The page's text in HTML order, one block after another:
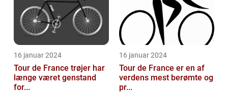
16 januar 2024
Tour de France trøjer har
længe været genstand
for...
16 januar 2024
Tour de France er en af
verdens mest berømte og
pr...